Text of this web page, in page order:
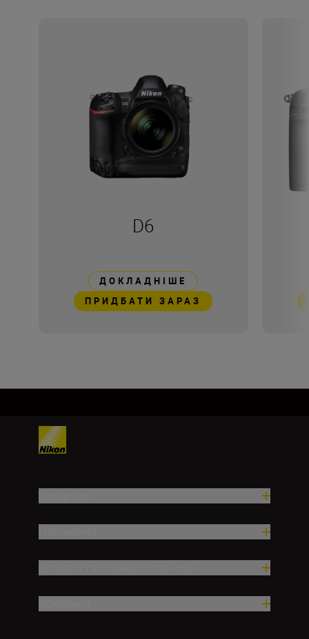
D6
ДОКЛАДНІШЕ
ПРИДБАТИ ЗАРАЗ